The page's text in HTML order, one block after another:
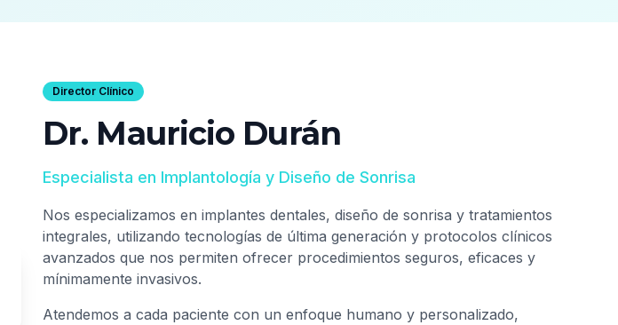
Director Clínico
Dr. Mauricio Durán
Especialista en Implantología y Diseño de Sonrisa
Nos especializamos en implantes dentales, diseño de sonrisa y tratamientos
integrales, utilizando tecnologías de última generación y protocolos clínicos
avanzados que nos permiten ofrecer procedimientos seguros, eficaces y
mínimamente invasivos.
Atendemos a cada paciente con un enfoque humano y personalizado,